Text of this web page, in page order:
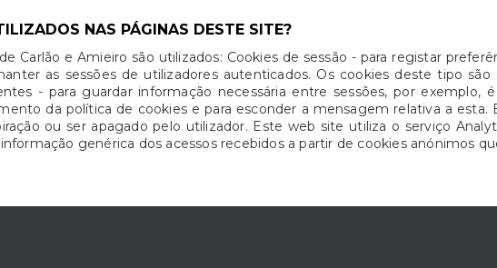
NAS PÁGINAS DESTE SITE?
Carlão e Amieiro são utilizados: Cookies de sessão - para registar
as sessões de utilizadores autenticados. Os cookies deste tipo
- para guardar informação necessária entre sessões, por
da política de cookies e para esconder a mensagem relativa a
ou ser apagado pelo utilizador. Este web site utiliza o serviço
genérica dos acessos recebidos a partir de cookies anónimos